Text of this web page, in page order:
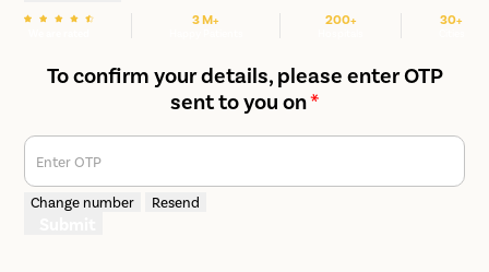
3 M+ 200+ 30+
To confirm your details, please enter OTP
sent to you on*
Enter OTP
Change number Resend